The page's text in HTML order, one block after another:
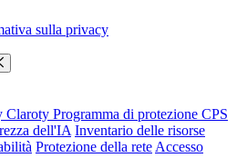
sulla privacy
menu
Claroty Programma di protezione CPS
dell'IA Inventario delle risorse
Protezione della rete Accesso